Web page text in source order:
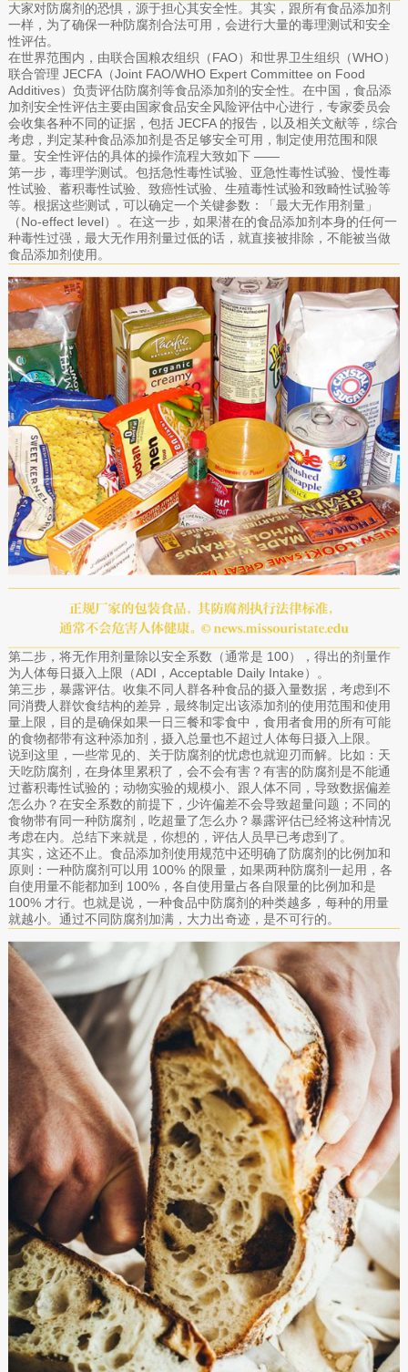
大家对防腐剂的恐惧，源于担心其安全性。其实，跟所有食品添加剂
一样，为了确保一种防腐剂合法可用，会进行大量的毒理测试和安全
性评估。
在世界范围内，由联合国粮农组织（FAO）和世界卫生组织（WHO）
联合管理 JECFA（Joint FAO/WHO Expert Committee on Food
Additives）负责评估防腐剂等食品添加剂的安全性。在中国，食品添
加剂安全性评估主要由国家食品安全风险评估中心进行，专家委员会
会收集各种不同的证据，包括 JECFA 的报告，以及相关文献等，综合
考虑，判定某种食品添加剂是否足够安全可用，制定使用范围和限
量。安全性评估的具体的操作流程大致如下 ——
第一步，毒理学测试。包括急性毒性试验、亚急性毒性试验、慢性毒
性试验、蓄积毒性试验、致癌性试验、生殖毒性试验和致畸性试验等
等。根据这些测试，可以确定一个关键参数：「最大无作用剂量」
（No-effect level）。在这一步，如果潜在的食品添加剂本身的任何一
种毒性过强，最大无作用剂量过低的话，就直接被排除，不能被当做
食品添加剂使用。
第二步，将无作用剂量除以安全系数（通常是 100），得出的剂量作
为人体每日摄入上限（ADI，Acceptable Daily Intake）。
第三步，暴露评估。收集不同人群各种食品的摄入量数据，考虑到不
同消费人群饮食结构的差异，最终制定出该添加剂的使用范围和使用
量上限，目的是确保如果一日三餐和零食中，食用者食用的所有可能
的食物都带有这种添加剂，摄入总量也不超过人体每日摄入上限。
说到这里，一些常见的、关于防腐剂的忧虑也就迎刃而解。比如：天
天吃防腐剂，在身体里累积了，会不会有害？有害的防腐剂是不能通
过蓄积毒性试验的；动物实验的规模小、跟人体不同，导致数据偏差
怎么办？在安全系数的前提下，少许偏差不会导致超量问题；不同的
食物带有同一种防腐剂，吃超量了怎么办？暴露评估已经将这种情况
考虑在内。总结下来就是，你想的，评估人员早已考虑到了。
其实，这还不止。食品添加剂使用规范中还明确了防腐剂的比例加和
原则：一种防腐剂可以用 100% 的限量，如果两种防腐剂一起用，各
自使用量不能都加到 100%，各自使用量占各自限量的比例加和是
100% 才行。也就是说，一种食品中防腐剂的种类越多，每种的用量
就越小。通过不同防腐剂加满，大力出奇迹，是不可行的。